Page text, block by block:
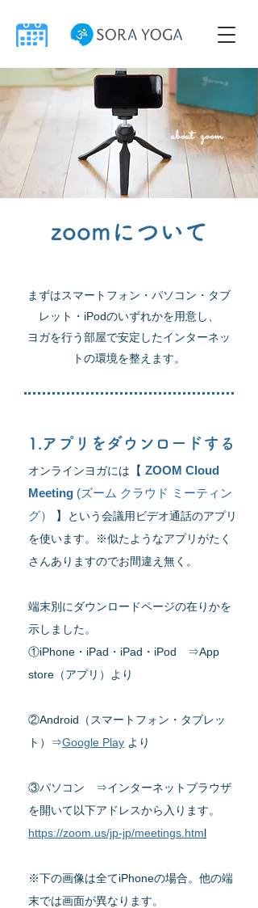
zoomについて
まずはスマートフォン・パソコン・タブ
レット・iPodのいずれかを用意し、
ヨガを行う部屋で安定したインターネッ
トの環境を整えます。
1.アプリをダウンロードする
​オンラインヨガには 【 ZOOM Cloud
Meeting (ズーム クラウド ミーティン
グ）
】
という会議用ビデオ通話のアプリ
を使います。※似たようなアプリがたく
さんありますのでお間違え無く。
端末別にダウンロードページの在りかを
示しました。
①iPhone・iPad・iPad・iPod ⇒App
store（アプリ）
より
②Android（スマートフォン・タブレッ
ト）⇒Google Play より
③パソコン ⇒インターネットブラウザ
を開いて以下アドレスから入ります。
https://zoom.us/jp-jp/meetings.html
※下の画像は全てiPhoneの場合。他の端
末では画面が異なります。
about zoom